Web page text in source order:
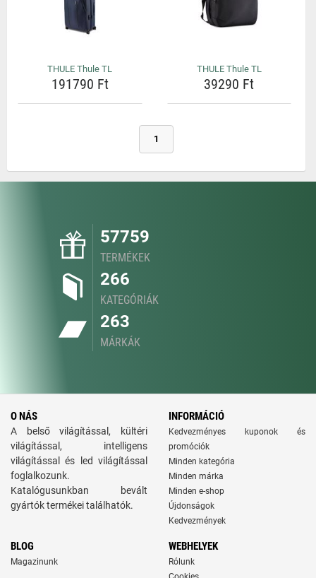
THULE Thule TL
191790 Ft
THULE Thule TL
39290 Ft
1
57759
TERMÉKEK
266
KATEGÓRIÁK
263
MÁRKÁK
O NÁS
A belső világítással, kültéri
világítással, intelligens
világítással és led világítással
foglalkozunk.
Katalógusunkban bevált
gyártók termékei találhatók.
INFORMÁCIÓ
Kedvezményes kuponok és
promóciók
Minden kategória
Minden márka
Minden e-shop
Újdonságok
Kedvezmények
BLOG
Magazinunk
WEBHELYEK
Rólunk